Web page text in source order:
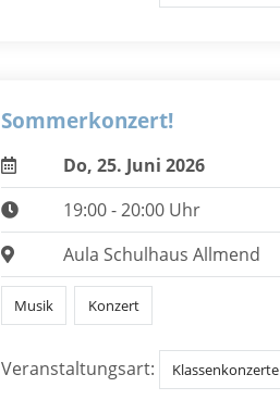
Sommerkonzert!
Do, 25. Juni 2026
19:00 - 20:00 Uhr
Aula Schulhaus Allmend
Musik Konzert
Veranstaltungsart: Klassenkonzerte